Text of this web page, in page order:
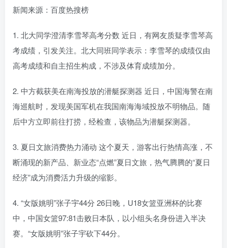
新闻来源：百度热搜榜
1. 北大同学澄清李雪琴高考分数 近日，有网友质疑李雪琴高
考成绩，引发关注。北大同班同学表示：李雪琴的成绩仅由
高考成绩和自主招生构成，不涉及体育成绩加分。
2. 中方截获美在南海投放的潜艇探测器 近日，中国海警在南
海巡航时，发现美国军机在我国南海海域投放不明物品。随
后中方立即前往打捞，经检查，该物品为潜艇探测器。
3. 夏日文旅消费热力涌动 这个夏天，游客出行热情高涨，不
断涌现的新产品、新业态“点燃”夏日文旅，热气腾腾的“夏日
经济”成为消费活力升级的缩影。
4. “女版姚明”张子宇44分 26日晚，U18女篮亚洲杯的比赛
中，中国女篮97:81击败日本队，以小组头名身份进入半决
赛。“女版姚明”张子宇砍下44分。